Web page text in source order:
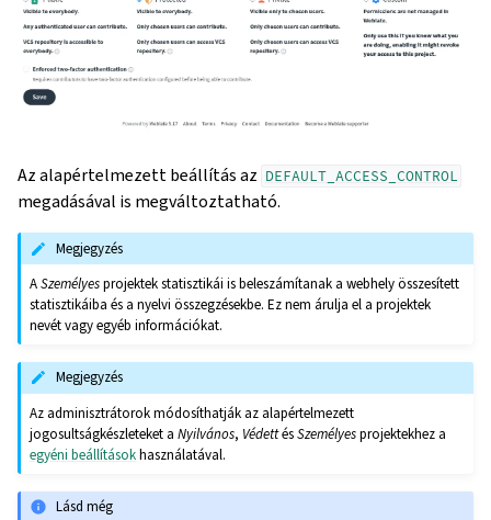
Az alapértelmezett beállítás az DEFAULT_ACCESS_CONTROL
megadásával is megváltoztatható.
Megjegyzés
ASzemélyesprojektek statisztikái is beleszámítanak a webhely összesített
statisztikáiba és a nyelvi összegzésekbe. Ez nem árulja el a projektek
nevét vagy egyéb információkat.
Megjegyzés
Az adminisztrátorok módosíthatják az alapértelmezett
jogosultságkészleteket aNyilvános, VédettésSzemélyesprojektekhez a
egyéni beállításokhasználatával.
Lásd még